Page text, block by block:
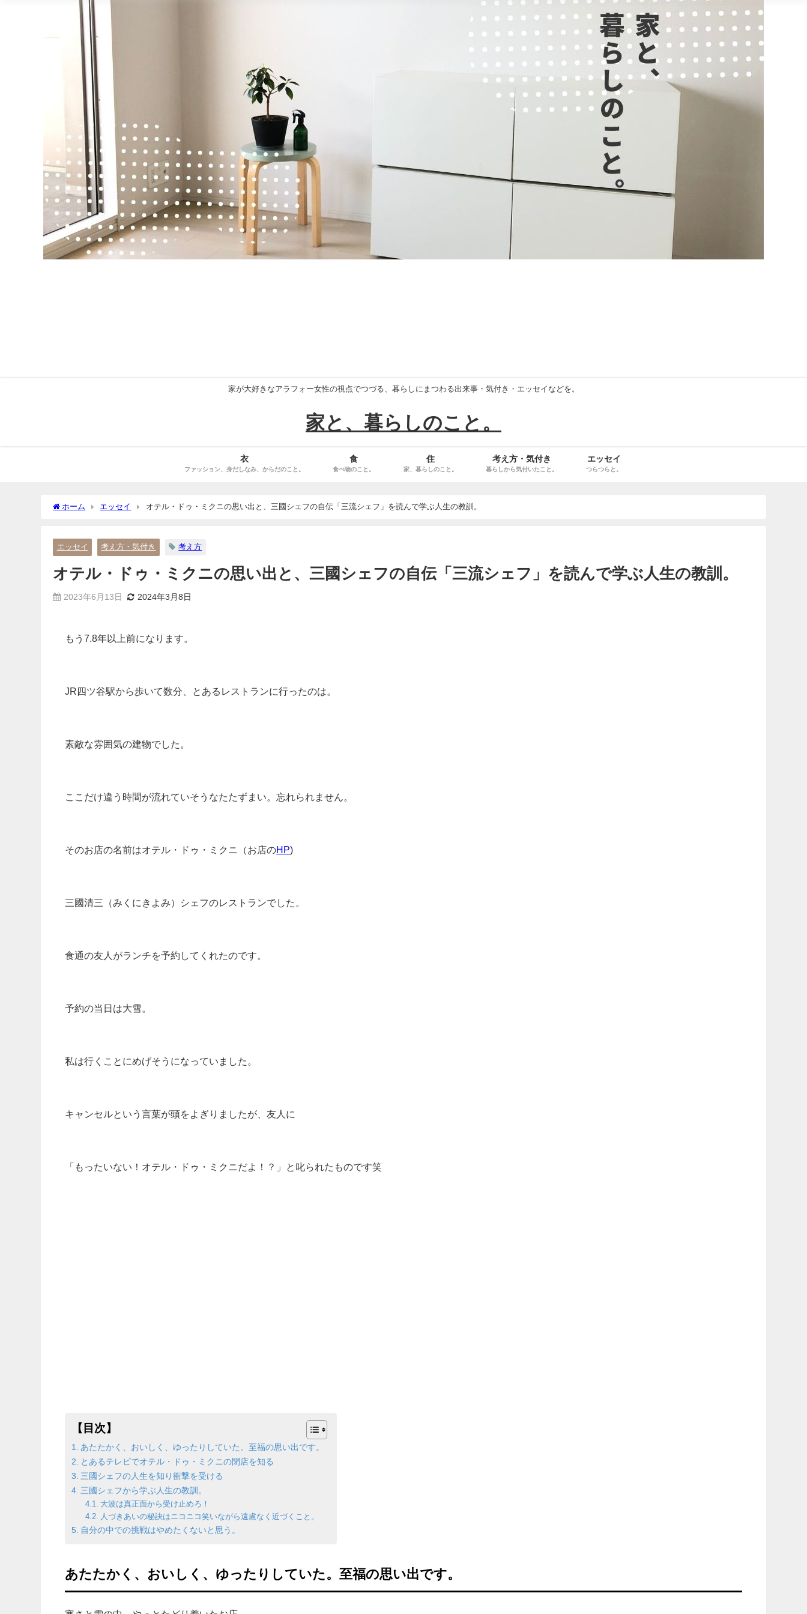
家が大好きなアラフォー女性の視点でつづる、暮らしにまつわる出来事・気付き・エッセイなどを。
家と、暮らしのこと。
衣
ファッション、身だしなみ、からだのこと。
食
食べ物のこと。
住
家、暮らしのこと。
考え方・気付き
暮らしから気付いたこと。
エッセイ
つらつらと。
ホーム エッセイ オテル・ドゥ・ミクニの思い出と、三國シェフの自伝「三流シェフ」を読んで学ぶ人生の教訓。
エッセイ 考え方・気付き 考え方
オテル・ドゥ・ミクニの思い出と、三國シェフの自伝「三流シェフ」を読んで学ぶ人生の教訓。
2023年6月13日 2024年3月8日
もう7.8年以上前になります。
JR四ツ谷駅から歩いて数分、とあるレストランに行ったのは。
素敵な雰囲気の建物でした。
ここだけ違う時間が流れていそうなたたずまい。忘れられません。
そのお店の名前はオテル・ドゥ・ミクニ（お店のHP)
三國清三（みくにきよみ）シェフのレストランでした。
食通の友人がランチを予約してくれたのです。
予約の当日は大雪。
私は行くことにめげそうになっていました。
キャンセルという言葉が頭をよぎりましたが、友人に
「もったいない！オテル・ドゥ・ミクニだよ！？」と叱られたものです笑
【目次】
あたたかく、おいしく、ゆったりしていた。至福の思い出です。
とあるテレビでオテル・ドゥ・ミクニの閉店を知る
三國シェフの人生を知り衝撃を受ける
三國シェフから学ぶ人生の教訓。
大波は真正面から受け止めろ！
人づきあいの秘訣はニコニコ笑いながら遠慮なく近づくこと。
自分の中での挑戦はやめたくないと思う。
あたたかく、おいしく、ゆったりしていた。至福の思い出です。